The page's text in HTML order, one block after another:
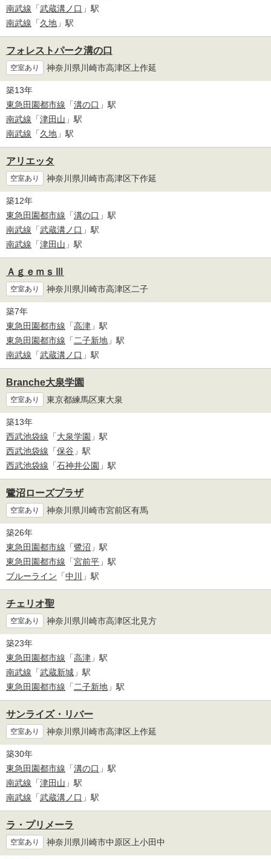
南武線 「武蔵溝ノ口 」駅
南武線 「久地 」駅
フォレストパーク溝の口
空室あり 神奈川県川崎市高津区上作延
築13年
東急田園都市線 「溝の口 」駅
南武線 「津田山 」駅
南武線 「久地 」駅
アリエッタ
空室あり 神奈川県川崎市高津区下作延
築12年
東急田園都市線 「溝の口 」駅
南武線 「武蔵溝ノ口 」駅
南武線 「津田山 」駅
ＡｇｅｍｓⅢ
空室あり 神奈川県川崎市高津区二子
築7年
東急田園都市線 「高津 」駅
東急田園都市線 「二子新地 」駅
南武線 「武蔵溝ノ口 」駅
Branche大泉学園
空室あり 東京都練馬区東大泉
築13年
西武池袋線 「大泉学園 」駅
西武池袋線 「保谷 」駅
西武池袋線 「石神井公園 」駅
鷺沼ローズプラザ
空室あり 神奈川県川崎市宮前区有馬
築26年
東急田園都市線 「鷺沼 」駅
東急田園都市線 「宮前平 」駅
ブルーライン 「中川 」駅
チェリオ聖
空室あり 神奈川県川崎市高津区北見方
築23年
東急田園都市線 「高津 」駅
南武線 「武蔵新城 」駅
東急田園都市線 「二子新地 」駅
サンライズ・リバー
空室あり 神奈川県川崎市高津区上作延
築30年
東急田園都市線 「溝の口 」駅
南武線 「津田山 」駅
南武線 「武蔵溝ノ口 」駅
ラ・プリメーラ
空室あり 神奈川県川崎市中原区上小田中